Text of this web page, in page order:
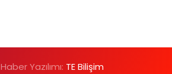
Haber Yazılımı: TE Bilişim